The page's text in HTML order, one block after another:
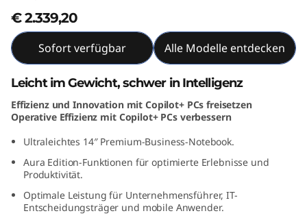
A
u
a
E
d
€ 2.339,20
Sofort verfügbar Alle Modelle entdecken
Leicht im Gewicht, schwer in Intelligenz
Effizienz und Innovation mit Copilot+ PCs freisetzen
Operative Effizienz mit Copilot+ PCs verbessern
Ultraleichtes 14″ Premium-Business-Notebook.
Aura Edition-Funktionen für optimierte Erlebnisse und
Produktivität.
Optimale Leistung für Unternehmensführer, IT-
Entscheidungsträger und mobile Anwender.